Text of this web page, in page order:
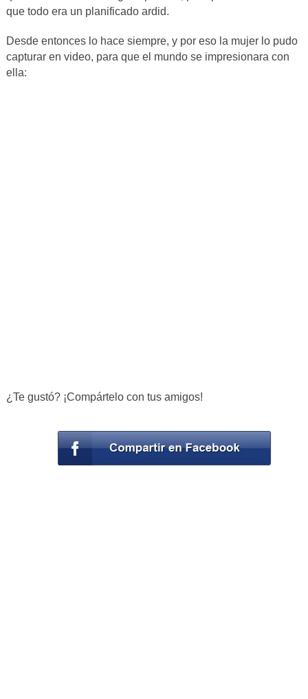
que todo era un planificado ardid.
Desde entonces lo hace siempre, y por eso la mujer lo pudo
capturar en video, para que el mundo se impresionara con
ella:
¿Te gustó? ¡Compártelo con tus amigos!